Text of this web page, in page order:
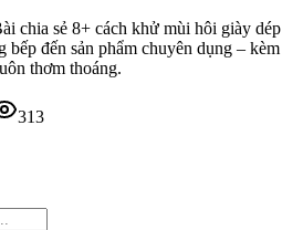
chia sẻ 8+ cách khử mùi hôi giày dép
bếp đến sản phẩm chuyên dụng – kèm
thơm thoáng.
313